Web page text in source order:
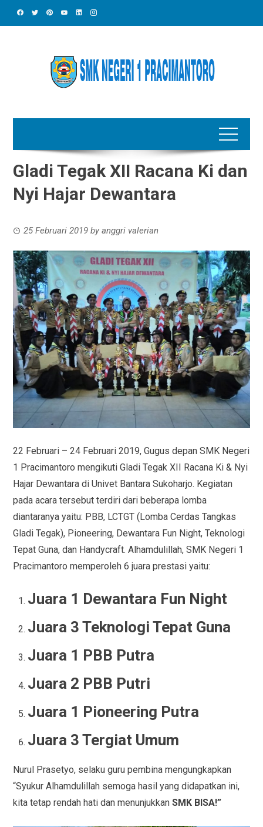
Gladi Tegak XII Racana Ki dan
Nyi Hajar Dewantara
25 Februari 2019 byanggri valerian
22 Februari – 24 Februari 2019, Gugus depan SMK Negeri
1 Pracimantoro mengikuti Gladi Tegak XII Racana Ki & Nyi
Hajar Dewantara di Univet Bantara Sukoharjo. Kegiatan
pada acara tersebut terdiri dari beberapa lomba
diantaranya yaitu: PBB, LCTGT (Lomba Cerdas Tangkas
Gladi Tegak), Pioneering, Dewantara Fun Night, Teknologi
Tepat Guna, dan Handycraft. Alhamdulillah, SMK Negeri 1
Pracimantoro memperoleh 6 juara prestasi yaitu:
Juara 1 Dewantara Fun Night
Juara 3 Teknologi Tepat Guna
Juara 1 PBB Putra
Juara 2 PBB Putri
Juara 1 Pioneering Putra
Juara 3 Tergiat Umum
Nurul Prasetyo, selaku guru pembina mengungkapkan
“Syukur Alhamdulillah semoga hasil yang didapatkan ini,
kita tetap rendah hati dan menunjukkanSMK BISA!”